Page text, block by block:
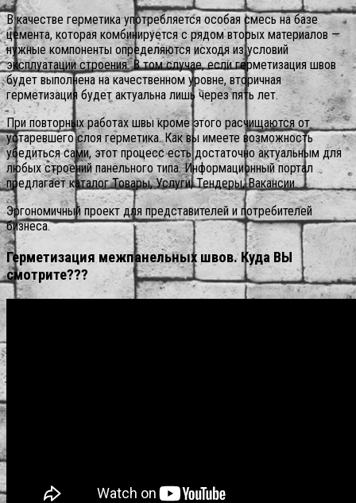
В качестве герметика употребляется особая смесь на базе
цемента, которая комбинируется с рядом вторых материалов —
нужные компоненты определяются исходя из условий
эксплуатации строения.В том случае, если герметизация швов
будет выполнена на качественном уровне, вторичная
герметизация будет актуальна лишь через пять лет.
При повторных работах швы кроме этого расчищаются от
устаревшего слоя герметика. Как вы имеете возможность
убедиться сами, этот процесс есть достаточно актуальным для
любых строений панельного типа. Информационный портал
предлагает каталог Товары, Услуги, Тендеры, Вакансии.
Эргономичный проект для представителей и потребителей
бизнеса.
Герметизация межпанельных швов. Куда ВЫ
смотрите???